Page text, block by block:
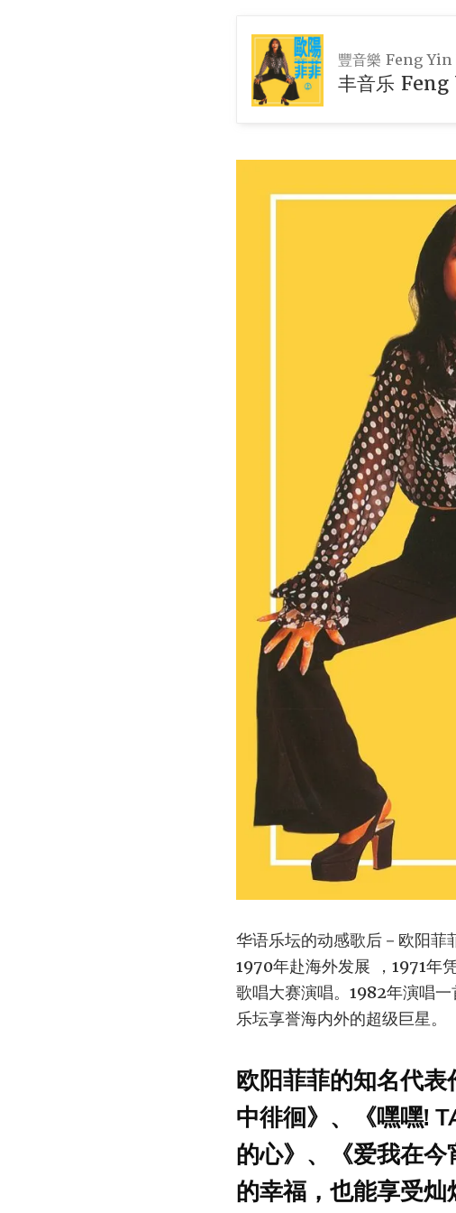
豐音樂 Feng Yin
丰音乐
华语乐坛的动感歌后－欧阳菲
1970年赴海外发展 ，1971年
歌唱大赛演唱。1982年演唱
乐坛享誉海内外的超级巨星。
欧阳菲菲的知名代
中徘徊》、《嘿嘿!
的心》、《爱我在
的幸福，也能享受灿